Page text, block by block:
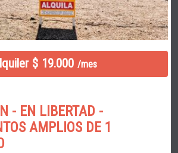
$ 19.000 /mes
- EN LIBERTAD -
AMPLIOS DE 1